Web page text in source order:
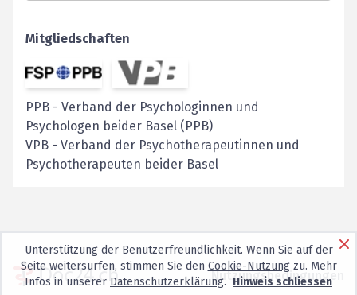
Mitgliedschaften
PPB - Verband der Psychologinnen und
Psychologen beider Basel (PPB)
VPB - Verband der Psychotherapeutinnen und
Psychotherapeuten beider Basel
Nutzungsbedingungen
Unterstützung der Benutzerfreundlichkeit. Wenn Sie auf der
Seite weitersurfen, stimmen Sie den Cookie-Nutzungzu. Mehr
Infos in unserer Datenschutzerklärung. Hinweis schliessen